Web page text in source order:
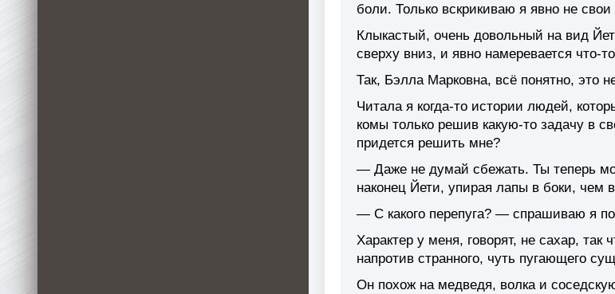
боли. Только вскрикиваю я явно не
Клыкастый, очень довольный на вид
сверху вниз, и явно намеревается что-
Так, Бэлла Марковна, всё понятно, это
Читала я когда-то истории людей,
комы только решив какую-то задачу в
придется решить мне?
— Даже не думай сбежать. Ты теперь
наконец Йети, упирая лапы в боки, чем
— С какого перепуга? — спрашиваю я
Характер у меня, говорят, не сахар, так
напротив странного, чуть пугающего
Он похож на медведя, волка и